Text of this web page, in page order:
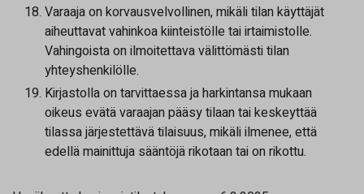
Varaaja on korvausvelvollinen, mikäli tilan käyttäjät
aiheuttavat vahinkoa kiinteistölle tai irtaimistolle.
Vahingoista on ilmoitettava välittömästi tilan
yhteyshenkilölle.
Kirjastolla on tarvittaessa ja harkintansa mukaan
oikeus evätä varaajan pääsy tilaan tai keskeyttää
tilassa järjestettävä tilaisuus, mikäli ilmenee, että
edellä mainittuja sääntöjä rikotaan tai on rikottu.